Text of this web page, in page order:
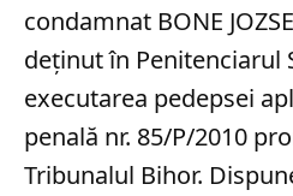
condamnat BONE
deţinut în Penitenciarul
executarea pedepsei
penală nr. 85/P/2010
Tribunalul Bihor.